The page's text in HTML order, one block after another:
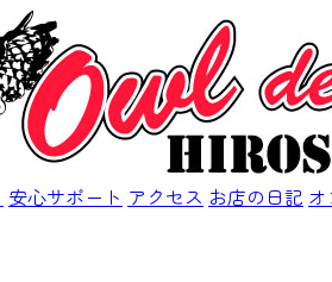
安心サポート アクセス お店の日記